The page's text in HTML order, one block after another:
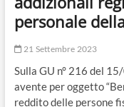
personale
21 Settembre 2023
Sulla GU n° 216 del
avente per oggetto
reddito delle persone